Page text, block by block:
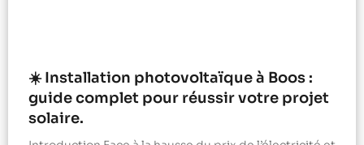
☀️ Installation photovoltaïque à Boos :
guide complet pour réussir votre projet
solaire.